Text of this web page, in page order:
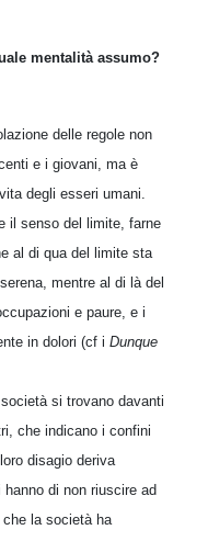
mentalità assumo?
delle regole non
e i giovani, ma è
degli esseri umani.
il senso del limite, farne
al di qua del limite sta
mentre al di là del
e paure, e i
in dolori (cf i Dunque
si trovano davanti
che indicano i confini
disagio deriva
di non riuscire ad
la società ha